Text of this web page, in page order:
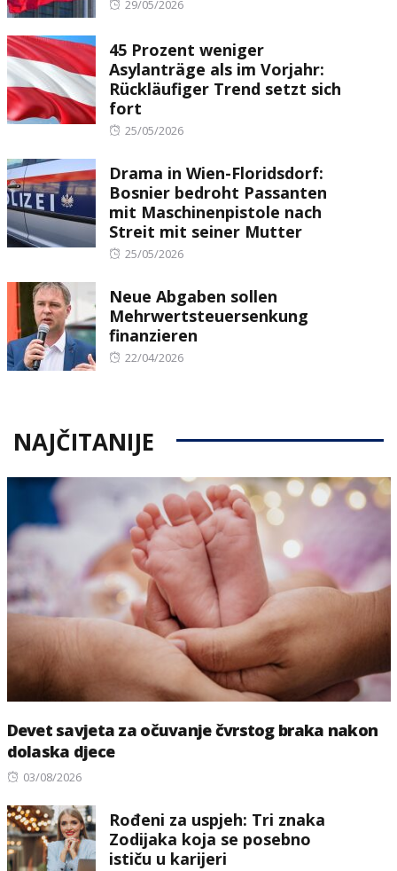
Posted
29/05/2026
45 Prozent weniger
Asylanträge als im Vorjahr:
Rückläufiger Trend setzt sich
fort
Posted
25/05/2026
Drama in Wien-Floridsdorf:
Bosnier bedroht Passanten
mit Maschinenpistole nach
Streit mit seiner Mutter
Posted
25/05/2026
Neue Abgaben sollen
Mehrwertsteuersenkung
finanzieren
Posted
22/04/2026
NAJČITANIJE
Devet savjeta za očuvanje čvrstog braka nakon
dolaska djece
Posted
03/08/2026
Rođeni za uspjeh: Tri znaka
Zodijaka koja se posebno
ističu u karijeri